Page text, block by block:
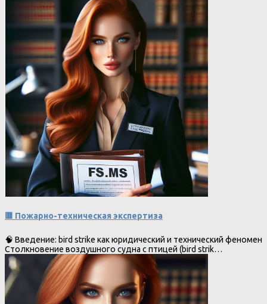
🟥 Пожарно-техническая экспертиза
🧠 Введение: bird strike как юридический и технический феномен
Столкновение воздушного судна с птицей (bird strik…